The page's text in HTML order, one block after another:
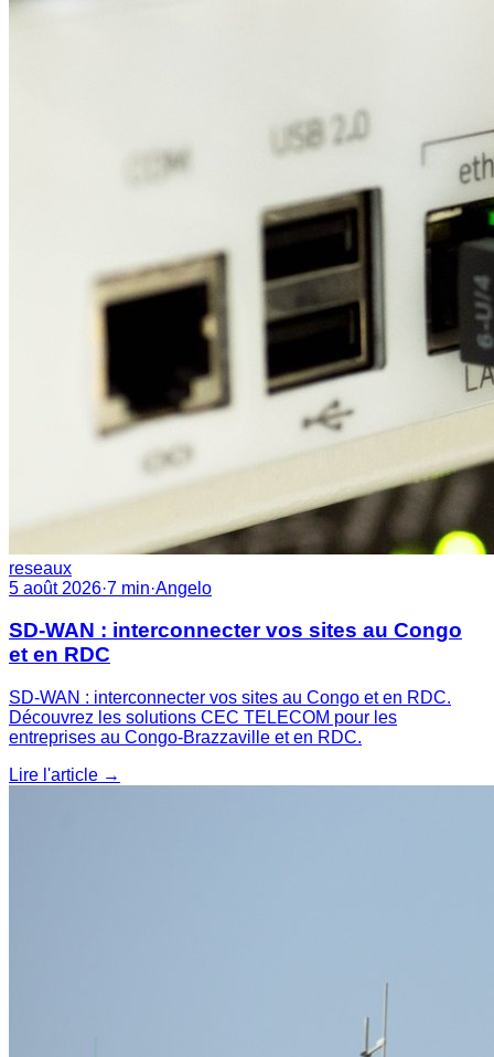
reseaux
5 août 2026·7 min·Angelo
SD-WAN : interconnecter vos sites au Congo
et en RDC
SD-WAN : interconnecter vos sites au Congo et en RDC.
Découvrez les solutions CEC TELECOM pour les
entreprises au Congo-Brazzaville et en RDC.
Lire l'article →